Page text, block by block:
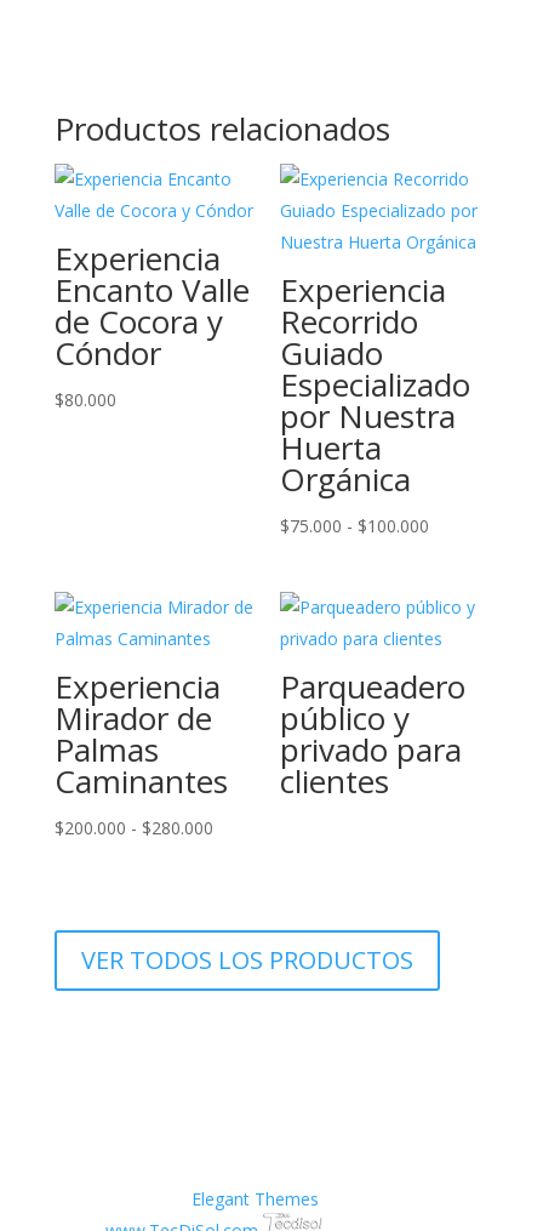
Productos relacionados
Experiencia
Encanto Valle
de Cocora y
Cóndor
$80.000
Experiencia
Recorrido
Guiado
Especializado
por Nuestra
Huerta
Orgánica
$75.000 - $100.000
desde
$75.000
hasta
Experiencia
Mirador de
Palmas
Caminantes
$200.000 - $280.000Rango
$200.000
hasta
Parqueadero
público y
privado para
clientes
VER TODOS LOS PRODUCTOS
Elegant Themes